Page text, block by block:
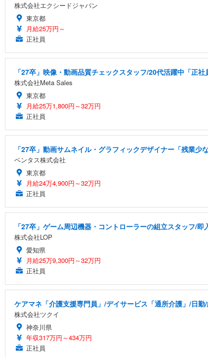
株式会社エクシードジャパン
東京都
月給25万円～
正社員
「27卒」映像・動画品質チェックスタッフ/20代活躍中「正
株式会社Meta Sales
東京都
月給25万1,800円～32万円
正社員
「27卒」動画サムネイル・グラフィックデザイナー「残業
ベンタス株式会社
東京都
月給24万4,900円～32万円
正社員
「27卒」ゲーム周辺機器・コントローラーの組立スタッフ/
株式会社LOP
愛知県
月給25万9,300円～32万円
正社員
ケアマネ「介護支援専門員」/デイサービス「通所介護」/日勤
株式会社ツクイ
神奈川県
年収317万円～434万円
正社員